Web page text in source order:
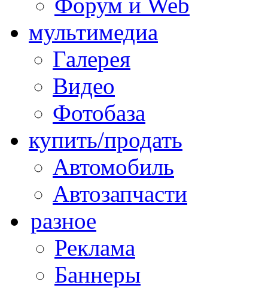
мультимедиа
Галерея
Видео
Фотобаза
купить/продать
Автомобиль
Автозапчасти
разное
Реклама
Баннеры